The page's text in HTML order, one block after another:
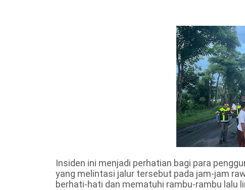
Insiden ini menjadi perhatian bagi para
yang melintasi jalur tersebut pada jam-jam
berhati-hati dan mematuhi rambu-rambu lalu